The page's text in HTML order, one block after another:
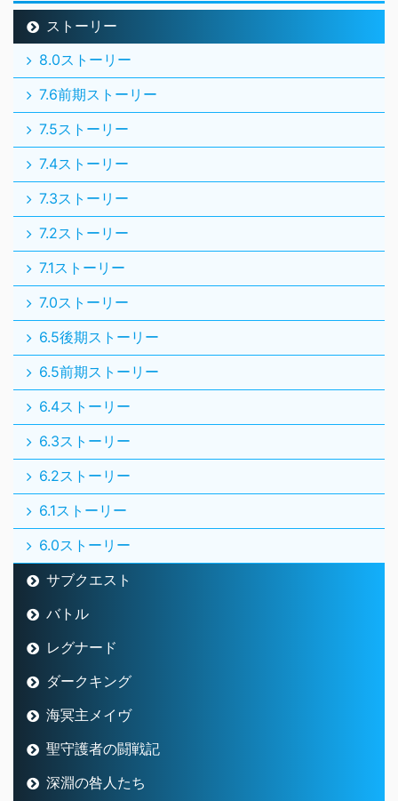
ストーリー
8.0ストーリー
7.6前期ストーリー
7.5ストーリー
7.4ストーリー
7.3ストーリー
7.2ストーリー
7.1ストーリー
7.0ストーリー
6.5後期ストーリー
6.5前期ストーリー
6.4ストーリー
6.3ストーリー
6.2ストーリー
6.1ストーリー
6.0ストーリー
サブクエスト
バトル
レグナード
ダークキング
海冥主メイヴ
聖守護者の闘戦記
深淵の咎人たち